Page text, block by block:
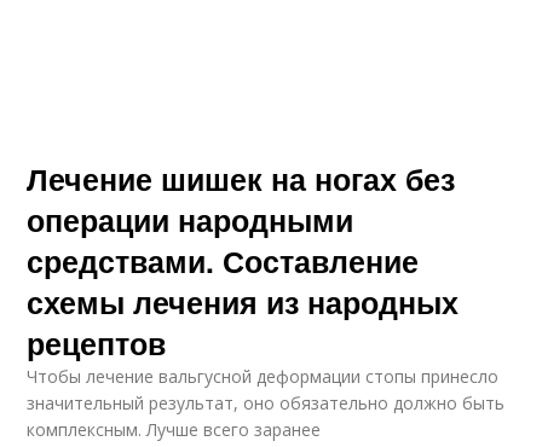
Лечение шишек на ногах без
операции народными
средствами. Составление
схемы лечения из народных
рецептов
Чтобы лечение вальгусной деформации стопы принесло
значительный результат, оно обязательно должно быть
комплексным. Лучше всего заранее